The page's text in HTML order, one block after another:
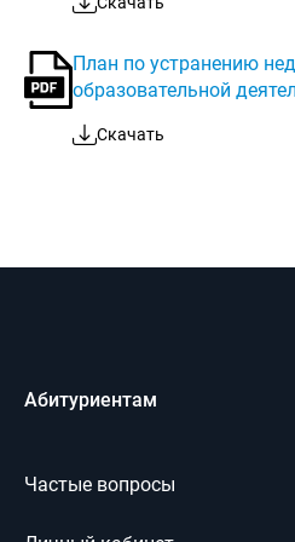
План по устранению
образовательной
Скачать
Абитуриентам
Частые вопросы